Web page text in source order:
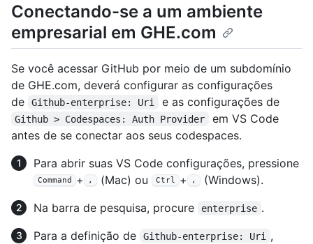
Conectando-se a um ambiente
empresarial em GHE.com
Se você acessar GitHub por meio de um subdomínio
de GHE.com, deverá configurar as configurações
de
Github-enterprise: Uri e as configurações de
Github > Codespaces: Auth Provider
em VS Code
antes de se conectar aos seus codespaces.
Para abrir suas VS Code configurações, pressione
Command + , (Mac) ou Ctrl + ,
(Windows).
Na barra de pesquisa, procure
enterprise .
Para a definição de
Github-enterprise: Uri
,